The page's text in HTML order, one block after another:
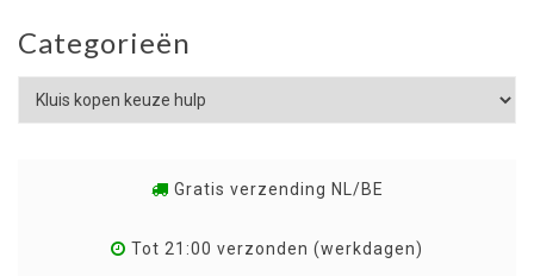
Categorieën
Gratis verzending NL/BE
Tot 21:00 verzonden (werkdagen)